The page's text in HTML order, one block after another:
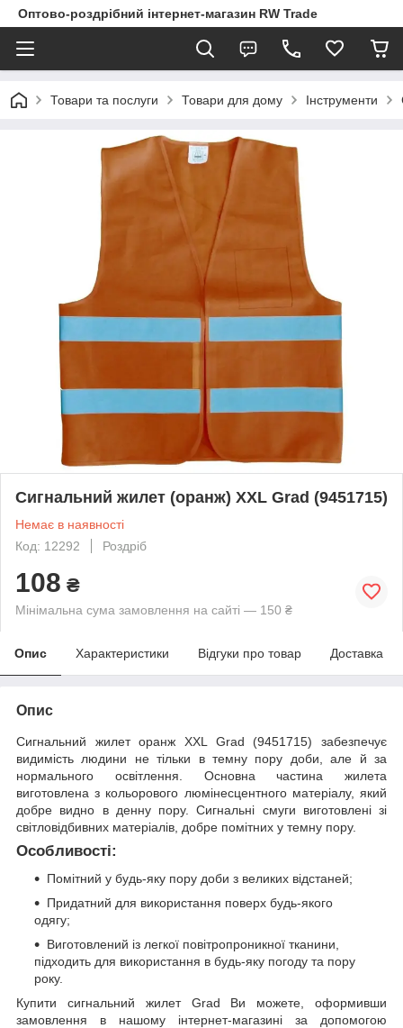
Оптово-роздрібний інтернет-магазин RW Trade
Товари та послуги Товари для дому Інструменти
Сигнальний жилет (оранж) XXL Grad (9451715)
Немає в наявності
Код: 12292
Роздріб
108 ₴
Мінімальна сума замовлення на сайті — 150 ₴
Опис Характеристики Відгуки про товар Доставка
Опис
Сигнальний жилет оранж XXL Grad (9451715) забезпечує
видимість людини не тільки в темну пору доби, але й за
нормального освітлення. Основна частина жилета
виготовлена з кольорового люмінесцентного матеріалу, який
добре видно в денну пору. Сигнальні смуги виготовлені зі
світловідбивних матеріалів, добре помітних у темну пору.
Особливості:
Помітний у будь-яку пору доби з великих відстаней;
Придатний для використання поверх будь-якого
одягу;
Виготовлений із легкої повітропроникної тканини,
підходить для використання в будь-яку погоду та пору
року.
Купити сигнальний жилет Grad Ви можете, оформивши
замовлення в нашому інтернет-магазині за допомогою